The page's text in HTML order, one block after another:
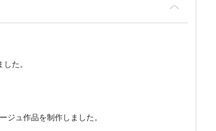
た。
ジュ作品を制作しました。